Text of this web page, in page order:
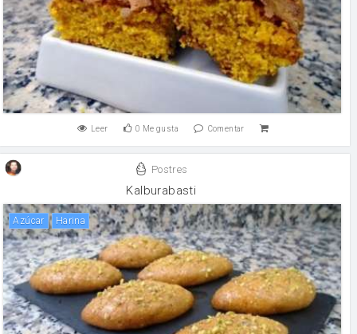
Leer 0 Me gusta Comentar
Postres
Kalburabasti
Azúcar harina